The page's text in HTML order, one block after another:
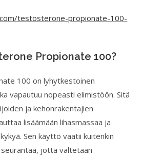
testosterone-propionate-100-
Propionate 100?
100 on lyhytkestoinen
vapautuu nopeasti elimistöön. Sitä
ja kehonrakentajien
lisäämään lihasmassaa ja
Sen käyttö vaatii kuitenkin
jotta vältetään